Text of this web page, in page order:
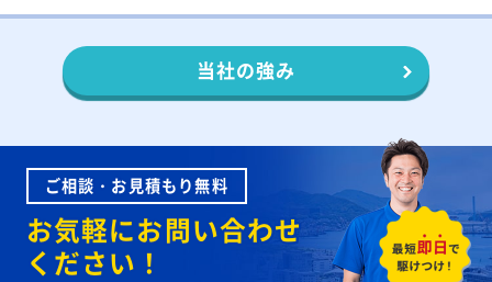
当社の強み
ご相談・お見積もり無料
お気軽にお問い合わせ
ください！